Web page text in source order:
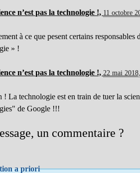
n’est pas la technologie !, 11 octobre
à ce que pesent certains
» !
n’est pas la technologie !, 22 mai
! La technologie est en train de tuer la
de Google !!!
un commentaire ?
a priori